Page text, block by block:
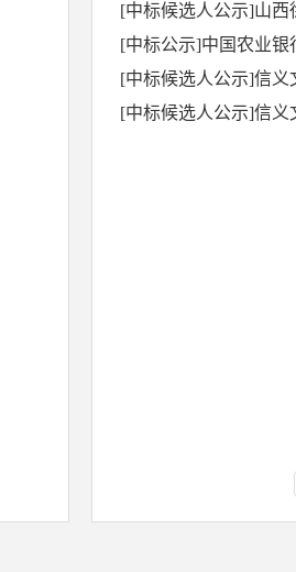
[中标候选人公示]山
[中标公示]中国农业
[中标候选人公示]信
[中标候选人公示]信